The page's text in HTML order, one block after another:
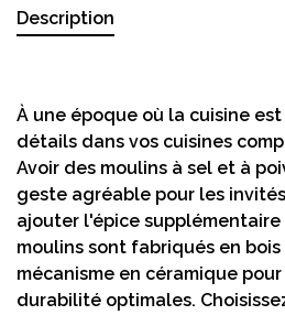
Description
À une époque où la cuisine
détails dans vos cuisines
Avoir des moulins à sel et à
geste agréable pour les
ajouter l'épice
moulins sont fabriqués en
mécanisme en céramique
durabilité optimales.